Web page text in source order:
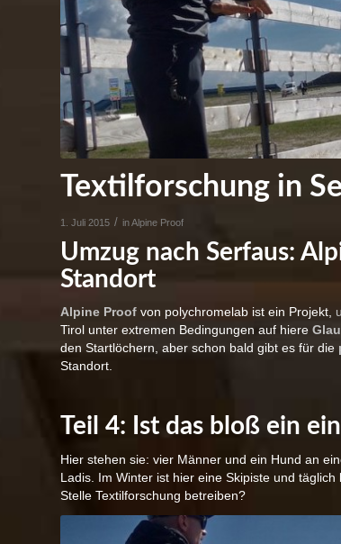
Textilforschung in
1. Juli 2015 / inAlpine Proof
Umzug nach Serfaus:
Standort
Alpine Proof von polychromelab ist ein Projekt,
Tirol unter extremen Bedingungen auf hiere
den Startlöchern, aber schon bald gibt es für die
Standort.
Teil 4: Ist das bloß ein
Hier stehen sie: vier Männer und ein Hund an
Ladis. Im Winter ist hier eine Skipiste und
Stelle Textilforschung betreiben?